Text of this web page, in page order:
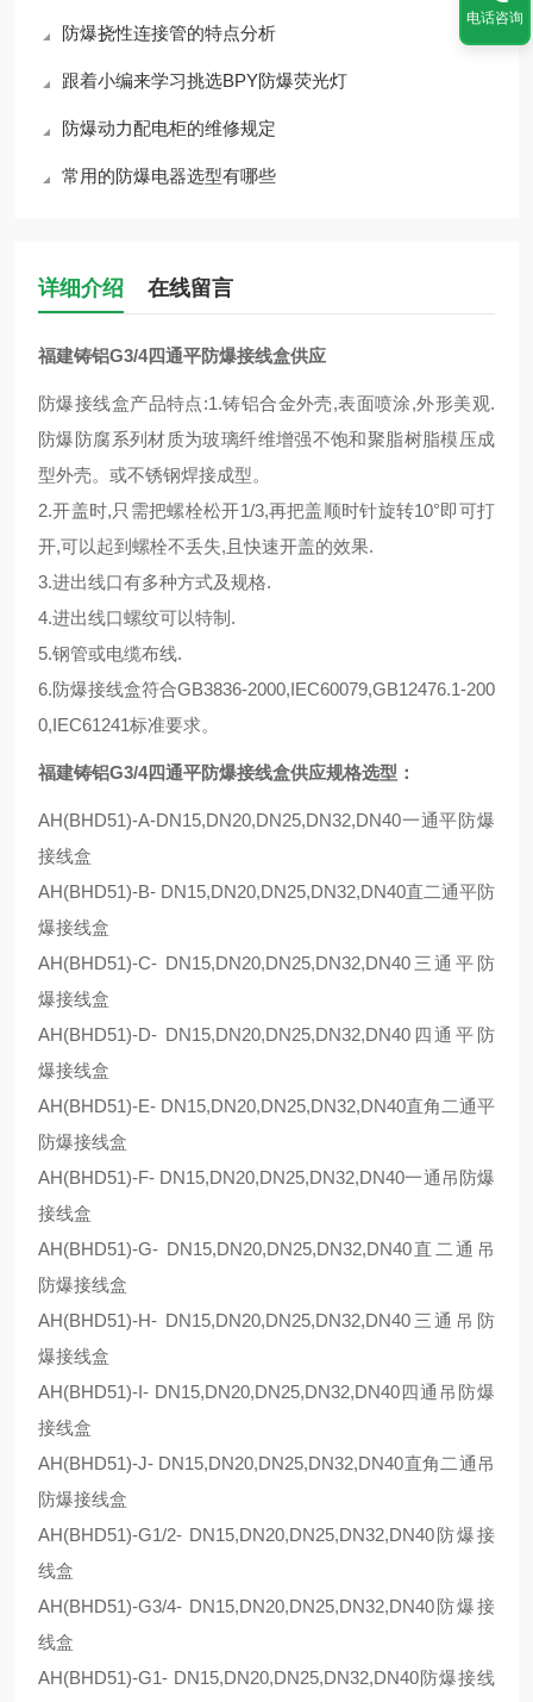
防爆挠性连接管的特点分析
跟着小编来学习挑选BPY防爆荧光灯
防爆动力配电柜的维修规定
常用的防爆电器选型有哪些
详细介绍 在线留言
福建铸铝G3/4四通平防爆接线盒供应
防爆接线盒产品特点:1.铸铝合金外壳,表面喷涂,外形美观.
防爆防腐系列材质为玻璃纤维增强不饱和聚脂树脂模压成
型外壳。或不锈钢焊接成型。
2.开盖时,只需把螺栓松开1/3,再把盖顺时针旋转10°即可打
开,可以起到螺栓不丢失,且快速开盖的效果.
3.进出线口有多种方式及规格.
4.进出线口螺纹可以特制.
5.钢管或电缆布线.
6.防爆接线盒符合GB3836-2000,IEC60079,GB12476.1-200
0,IEC61241标准要求。
福建铸铝G3/4四通平防爆接线盒供应规格选型：
AH(BHD51)-A-DN15,DN20,DN25,DN32,DN40一通平防爆
接线盒
AH(BHD51)-B- DN15,DN20,DN25,DN32,DN40直二通平防
爆接线盒
AH(BHD51)-C- DN15,DN20,DN25,DN32,DN40三通平防
爆接线盒
AH(BHD51)-D- DN15,DN20,DN25,DN32,DN40四通平防
爆接线盒
AH(BHD51)-E- DN15,DN20,DN25,DN32,DN40直角二通平
防爆接线盒
AH(BHD51)-F- DN15,DN20,DN25,DN32,DN40一通吊防爆
接线盒
AH(BHD51)-G- DN15,DN20,DN25,DN32,DN40直二通吊
防爆接线盒
AH(BHD51)-H- DN15,DN20,DN25,DN32,DN40三通吊防
爆接线盒
AH(BHD51)-I- DN15,DN20,DN25,DN32,DN40四通吊防爆
接线盒
AH(BHD51)-J- DN15,DN20,DN25,DN32,DN40直角二通吊
防爆接线盒
AH(BHD51)-G1/2- DN15,DN20,DN25,DN32,DN40防爆接
线盒
AH(BHD51)-G3/4- DN15,DN20,DN25,DN32,DN40防爆接
线盒
AH(BHD51)-G1- DN15,DN20,DN25,DN32,DN40防爆接线
电话咨询